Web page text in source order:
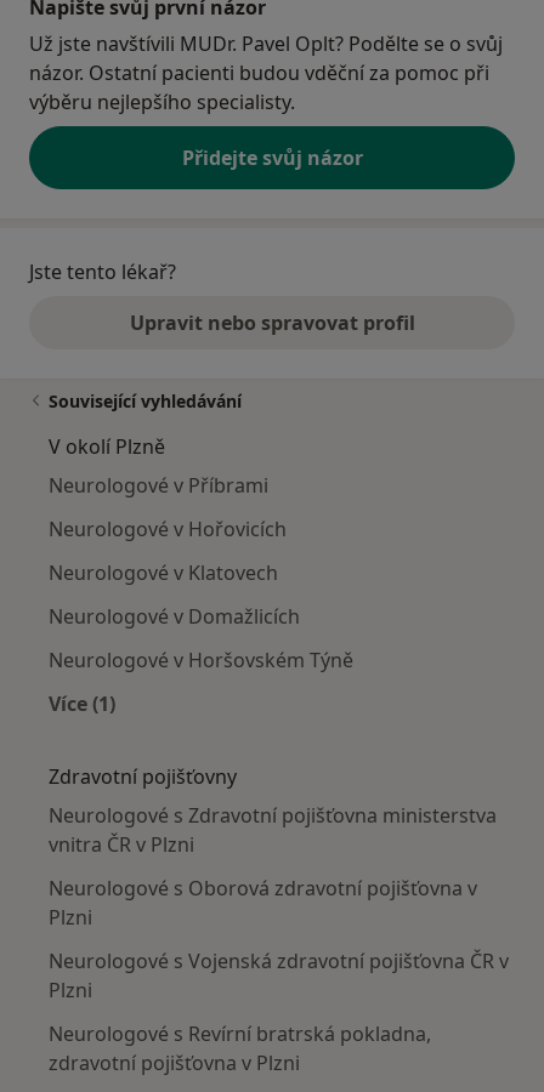
Napište svůj první názor
Už jste navštívili MUDr. Pavel Oplt? Podělte se o svůj
názor. Ostatní pacienti budou vděční za pomoc při
výběru nejlepšího specialisty.
Přidejte svůj názor
Jste tento lékař?
Upravit nebo spravovat profil
Související vyhledávání
V okolí Plzně
Neurologové v Příbrami
Neurologové v Hořovicích
Neurologové v Klatovech
Neurologové v Domažlicích
Neurologové v Horšovském Týně
Více (1)
Zdravotní pojišťovny
Neurologové s Zdravotní pojišťovna ministerstva
vnitra ČR v Plzni
Neurologové s Oborová zdravotní pojišťovna v
Plzni
Neurologové s Vojenská zdravotní pojišťovna ČR v
Plzni
Neurologové s Revírní bratrská pokladna,
zdravotní pojišťovna v Plzni